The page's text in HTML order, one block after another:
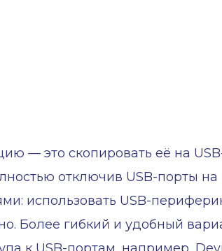
— это скопировать её на
отключив USB-порты на
использовать USB-
Более гибкий и удобный